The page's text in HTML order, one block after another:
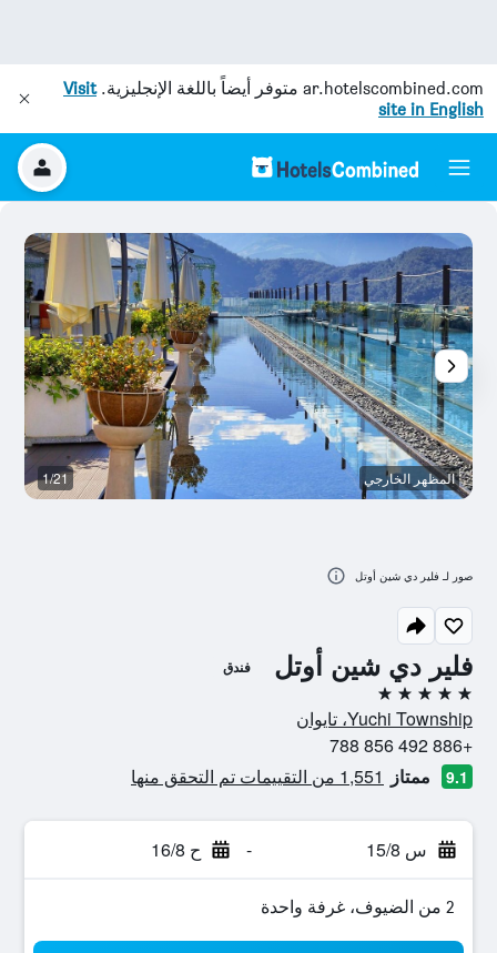
ar.hotelscombined.com متوفر أيضاً باللغة الإنجليزية.Visit
site in English
فلير دي شين أوتل فندق
5 نجوم
Yuchi Township، تايوان
+886 492 856 788
9.1 ممتاز 1,551 من التقييمات تم التحقق منها
س 15/8 - ح 16/8
2 من الضيوف، غرفة واحدة
المظهر الخارجي 1/21
صور لـ فلير دي شين أوتل